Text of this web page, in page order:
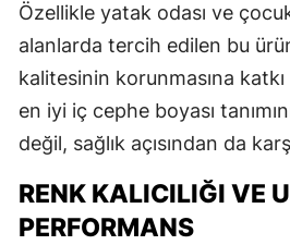
Özellikle yatak odası ve
alanlarda tercih edilen bu
kalitesinin korunmasına
en iyi iç cephe boyası
değil, sağlık açısından da
RENK KALICILIĞI VE
PERFORMANS